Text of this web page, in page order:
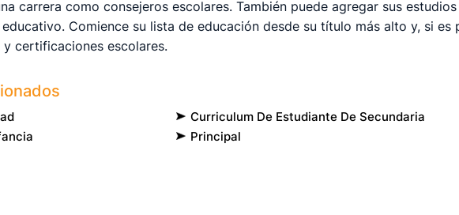
carrera como consejeros escolares. También puede agregar sus estudios
Comience su lista de educación desde su título más alto y, si es
certificaciones escolares.
Curriculum De Estudiante De Secundaria
Principal